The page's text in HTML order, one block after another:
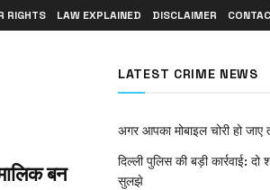
RIGHTS LAW EXPLAINED DISCLAIMER
बन
LATEST CRIME NEWS
अगर आपका मोबाइल चोरी हो
दिल्ली पुलिस की बड़ी कार्रवाई:
सुलझे